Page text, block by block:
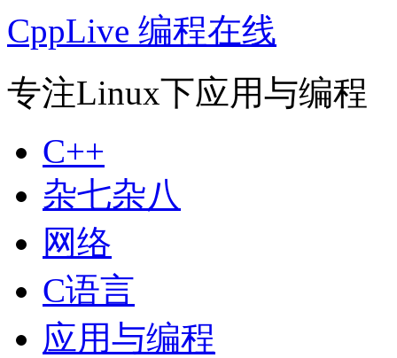
CppLive 编程在线
专注Linux下应用与编程
C++
杂七杂八
网络
C语言
应用与编程